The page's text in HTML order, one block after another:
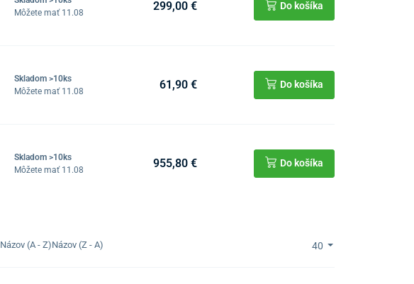
Môžete mať 11.08
299,00 € Do košíka
Skladom >10ks
Môžete mať 11.08
61,90 € Do košíka
Skladom >10ks
Môžete mať 11.08
955,80 € Do košíka
Názov (A - Z)Názov (Z - A) 40